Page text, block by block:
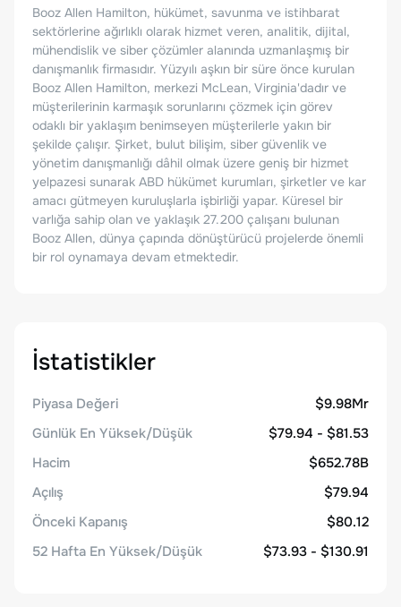
Booz Allen Hamilton, hükümet, savunma ve istihbarat
sektörlerine ağırlıklı olarak hizmet veren, analitik, dijital,
mühendislik ve siber çözümler alanında uzmanlaşmış bir
danışmanlık firmasıdır. Yüzyılı aşkın bir süre önce kurulan
Booz Allen Hamilton, merkezi McLean, Virginia'dadır ve
müşterilerinin karmaşık sorunlarını çözmek için görev
odaklı bir yaklaşım benimseyen müşterilerle yakın bir
şekilde çalışır. Şirket, bulut bilişim, siber güvenlik ve
yönetim danışmanlığı dâhil olmak üzere geniş bir hizmet
yelpazesi sunarak ABD hükümet kurumları, şirketler ve kar
amacı gütmeyen kuruluşlarla işbirliği yapar. Küresel bir
varlığa sahip olan ve yaklaşık 27.200 çalışanı bulunan
Booz Allen, dünya çapında dönüştürücü projelerde önemli
bir rol oynamaya devam etmektedir.
İstatistikler
Piyasa Değeri
$9.98Mr
Günlük En Yüksek/Düşük
$79.94 - $81.53
Hacim
$652.78B
Açılış
$79.94
Önceki Kapanış
$80.12
52 Hafta En Yüksek/Düşük
$73.93 - $130.91